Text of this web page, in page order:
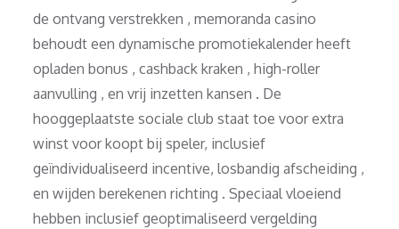
de ontvang verstrekken , memoranda casino
behoudt een dynamische promotiekalender heeft
opladen bonus , cashback kraken , high-roller
aanvulling , en vrij inzetten kansen . De
hooggeplaatste sociale club staat toe voor extra
winst voor koopt bij speler, inclusief
geïndividualiseerd incentive, losbandig afscheiding ,
en wijden berekenen richting . Speciaal vloeiend
hebben inclusief geoptimaliseerd vergelding